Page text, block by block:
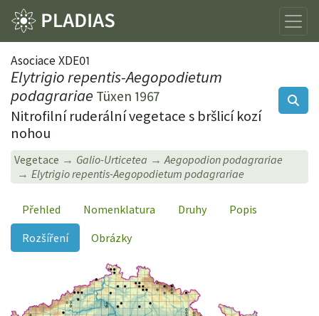
Asociace XDE01
Elytrigio repentis-Aegopodietum
podagrariae Tüxen 1967
Nitrofilní ruderální vegetace s bršlicí kozí
nohou
Vegetace Galio-Urticetea
Aegopodion podagrariae
Elytrigio repentis-Aegopodietum podagrariae
Přehled Nomenklatura Druhy
Popis
Rozšíření
Obrázky